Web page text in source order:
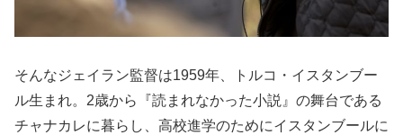
そんなジェイラン監督は1959年、トルコ・イスタンブー
ル生まれ。2歳から『読まれなかった小説』の舞台である
チャナカレに暮らし、高校進学のためにイスタンブールに